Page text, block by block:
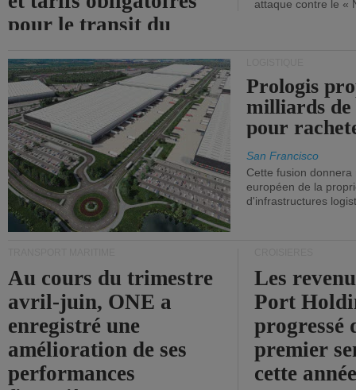
pour le transit du
attaque contre le «
Prologis
milliards
pour
San Francisco
Cette fusion
européen de la
d'infrastructures
Au cours du trimestre
avril-juin, ONE a
enregistré une
amélioration de ses
performances
Les
Port
progressé
premier
cette